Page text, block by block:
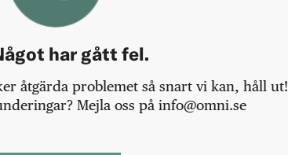
har gått fel.
åtgärda problemet så snart vi kan, håll ut!
Mejla oss på info@omni.se